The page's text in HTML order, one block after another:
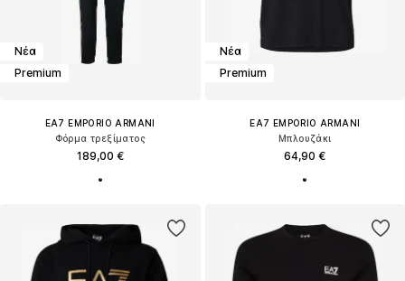
Νέα
Premium
EA7 EMPORIO ARMANI
Φόρμα τρεξίματος
189,00 €
Νέα
Premium
EA7 EMPORIO ARMANI
Μπλουζάκι
64,90 €